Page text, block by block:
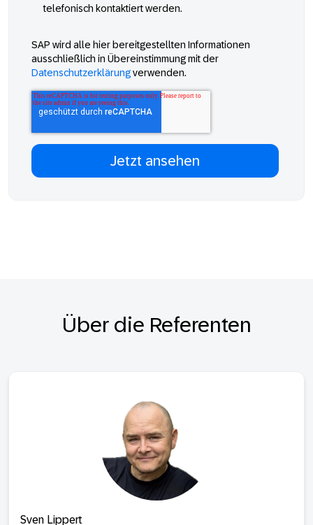
telefonisch kontaktiert werden.
SAP wird alle hier bereitgestellten Informationen
ausschließlich in Übereinstimmung mit der
Datenschutzerklärungverwenden.
Über die Referenten
Sven Lippert